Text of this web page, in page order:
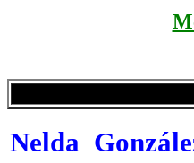
Nelda